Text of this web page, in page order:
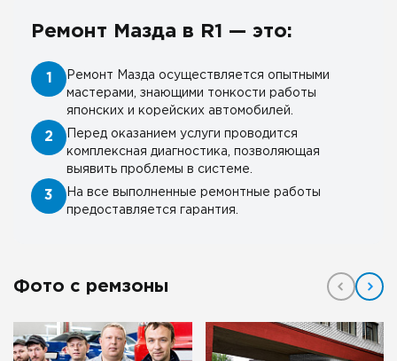
Ремонт Мазда в R1 — это:
1
Ремонт Мазда осуществляется опытными
мастерами, знающими тонкости работы
японских и корейских автомобилей.
2
Перед оказанием услуги проводится
комплексная диагностика, позволяющая
выявить проблемы в системе.
3
На все выполненные ремонтные работы
предоставляется гарантия.
Фото с ремзоны